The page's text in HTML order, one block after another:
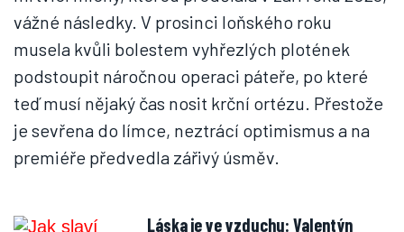
vážné následky. V prosinci loňského roku
musela kvůli bolestem vyhřezlých plotének
podstoupit náročnou operaci páteře, po které
teď musí nějaký čas nosit krční ortézu. Přestože
je sevřena do límce, neztrácí optimismus a na
premiéře předvedla zářivý úsměv.
Láska je ve vzduchu: Valentýn